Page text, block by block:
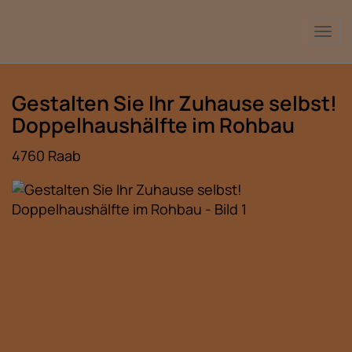
Gestalten Sie Ihr Zuhause selbst!
Doppelhaushälfte im Rohbau
4760 Raab